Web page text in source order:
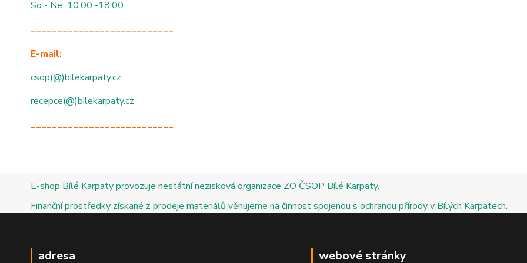
So - Ne 10:00 -18:00
___________________________
E-mail:
csop(@)bilekarpaty.cz
recepce(@)bilekarpaty.cz
___________________________
E-shop Bílé Karpaty provozuje nestátní nezisková organizace ZO ČSOP Bílé Karpaty.
Finanční prostředky získané z prodeje materiálů věnujeme na činnost spojenou s ochranou přírody v Bílých Karpatech.
adresa webové stránky